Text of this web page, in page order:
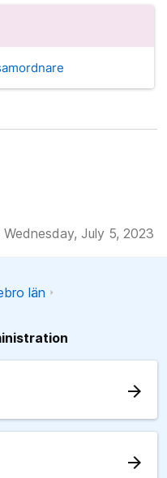
July 5, 2023
län
arrow_forward
arrow_forward